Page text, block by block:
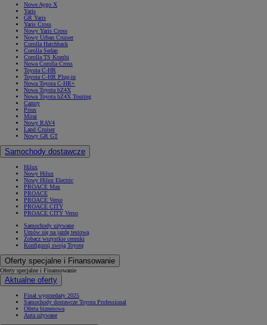
Nowe Aygo X
Yaris
GR Yaris
Yaris Cross
Nowy Yaris Cross
Nowy Urban Cruiser
Corolla Hatchback
Corolla Sedan
Corolla TS Kombi
Nowa Corolla Cross
Toyota C-HR
Toyota C-HR Plug-in
Nowa Toyota C-HR+
Nowa Toyota bZ4X
Nowa Toyota bZ4X Touring
Camry
Prius
Mirai
Nowy RAV4
Land Cruiser
Nowy GR GT
Samochody dostawcze
Hilux
Nowy Hilux
Nowy Hilux Electric
PROACE Max
PROACE
PROACE Verso
PROACE CITY
PROACE CITY Verso
Samochody używane
Umów się na jazdę testową
Zobacz wszystkie cenniki
Konfiguruj swoją Toyotę
Oferty specjalne i Finansowanie
Oferty specjalne i Finansowanie
Aktualne oferty
Finał wyprzedaży 2025
Samochody dostawcze Toyota Professional
Oferta biznesowa
Auta używane